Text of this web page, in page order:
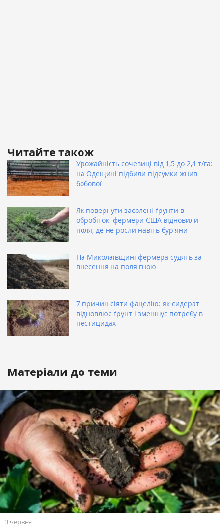
Читайте також
Урожайність сочевиці від 1,5 до 2,4 т/га:
на Одещині підбили підсумки жнив
бобової
Як повернути засолені ґрунти в
обробіток: фермери США відновили
поля, де не росли навіть бур'яни
На Миколаївщині фермера судять за
внесення на поля гною
7 причин сіяти фацелію: як сидерат
відновлює ґрунт і зменшує потребу в
пестицидах
Матеріали до теми
3 червня